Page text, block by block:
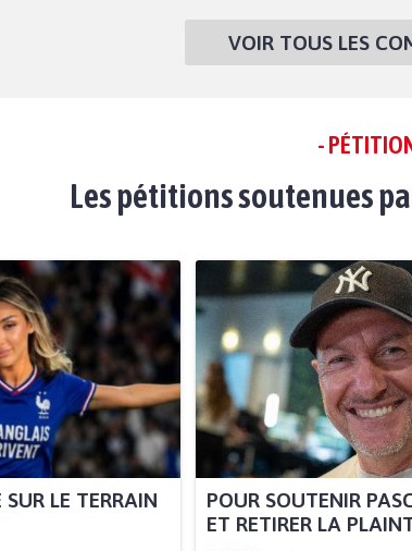
VOIR TOUS LES
-
Les pétitions soutenues
LE TERRAIN
POUR SOUTENIR
ET RETIRER LA